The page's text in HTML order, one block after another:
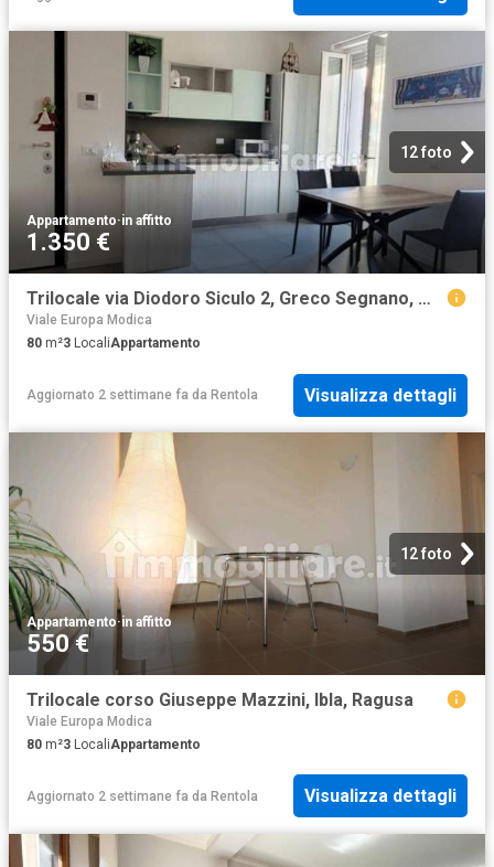
12 foto
Appartamento·in affitto
1.350 €
Trilocale via Diodoro Siculo 2, Greco Segnano, Milano
Viale Europa Modica
80 m²3 LocaliAppartamento
Aggiornato 2 settimane fa da Rentola Visualizza dettagli
12 foto
Appartamento·in affitto
550 €
Trilocale corso Giuseppe Mazzini, Ibla, Ragusa
Viale Europa Modica
80 m²3 LocaliAppartamento
Aggiornato 2 settimane fa da Rentola Visualizza dettagli